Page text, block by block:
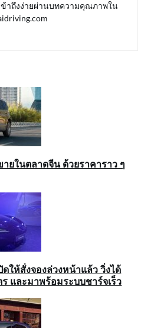
าถึงง่ายผ่านบทความคุณภาพใน
ายในตลาดจีน ด้วยราคาราว ๆ
ดให้สั่งจองล่วงหน้าแล้ว วิ่งได้
ร และมาพร้อมระบบชาร์จเร็ว